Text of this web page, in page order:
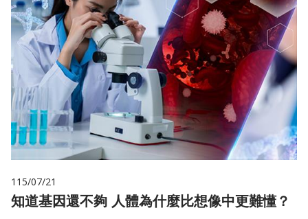
115/07/21
知道基因還不夠 人體為什麼比想像中更難懂？